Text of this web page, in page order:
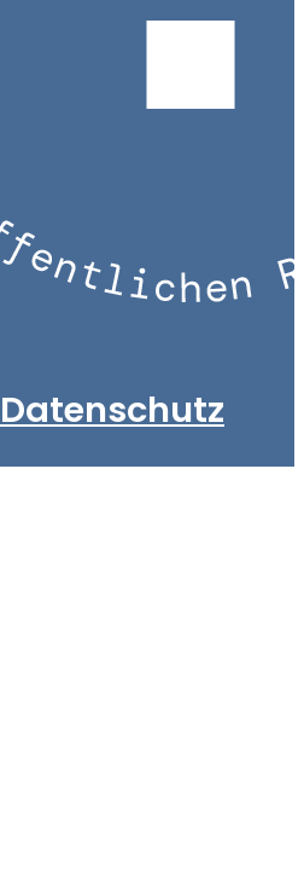
Datenschutz